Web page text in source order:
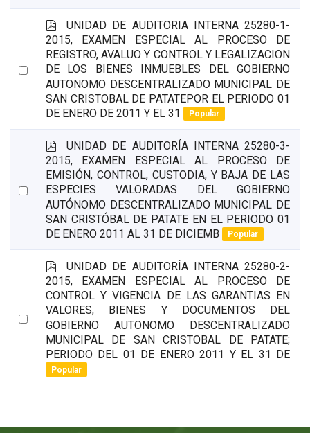
Select
p
d
f
UNIDAD DE AUDITORIA INTERNA 25280-1-
2015, EXAMEN ESPECIAL AL PROCESO DE
REGISTRO, AVALUO Y CONTROL Y LEGALIZACION
DE LOS BIENES INMUEBLES DEL GOBIERNO
AUTONOMO DESCENTRALIZADO MUNICIPAL DE
SAN CRISTOBAL DE PATATEPOR EL PERIODO 01
DE ENERO DE 2011 Y EL 31
Popular
Select
p
d
f
UNIDAD DE AUDITORÍA INTERNA 25280-3-
2015, EXAMEN ESPECIAL AL PROCESO DE
EMISIÓN, CONTROL, CUSTODIA, Y BAJA DE LAS
ESPECIES VALORADAS DEL GOBIERNO
AUTÓNOMO DESCENTRALIZADO MUNICIPAL DE
SAN CRISTÓBAL DE PATATE EN EL PERIODO 01
DE ENERO 2011 AL 31 DE DICIEMB
Popular
Select
p
d
f
UNIDAD DE AUDITORÍA INTERNA 25280-2-
2015, EXAMEN ESPECIAL AL PROCESO DE
CONTROL Y VIGENCIA DE LAS GARANTIAS EN
VALORES, BIENES Y DOCUMENTOS DEL
GOBIERNO AUTONOMO DESCENTRALIZADO
MUNICIPAL DE SAN CRISTOBAL DE PATATE;
PERIODO DEL 01 DE ENERO 2011 Y EL 31 DE
Popular